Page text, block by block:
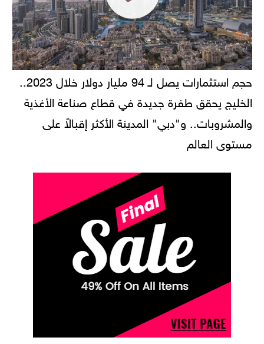
حجم استثمارات يصل لـ 94 مليار دولار خلال 2023..
الخليج يحقق طفرة جديدة في قطاع صناعة الأغذية
والمشروبات.. و"دبي" المدينة الأكثر إقبالاً على
مستوى العالم